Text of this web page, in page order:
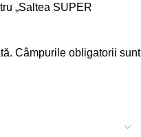
„Saltea SUPER
Câmpurile obligatorii sunt